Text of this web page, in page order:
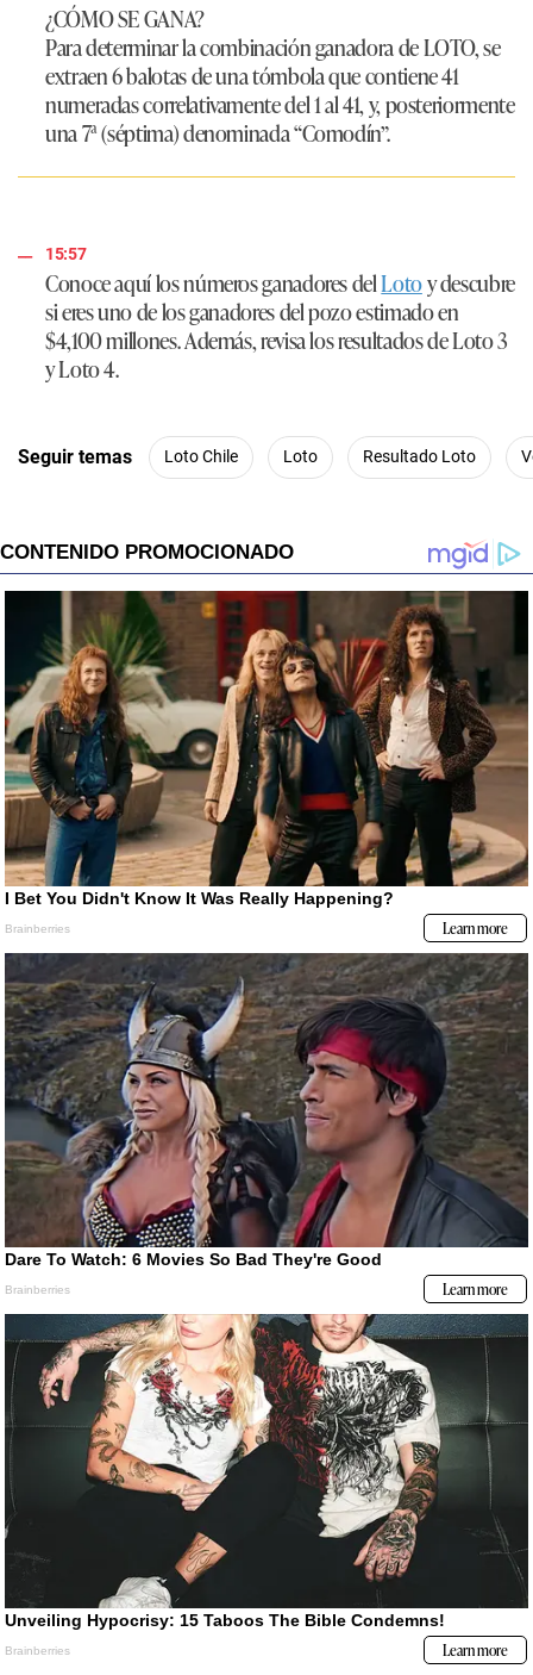
¿CÓMO SE GANA?
Para determinar la combinación ganadora de LOTO, se
extraen 6 balotas de una tómbola que contiene 41
numeradas correlativamente del 1 al 41, y, posteriormente
una 7ª (séptima) denominada “Comodín”.
15:57
Conoce aquí los números ganadores delLotoy descubre
si eres uno de los ganadores del pozo estimado en
$4,100 millones. Además, revisa los resultados de Loto 3
y Loto 4.
Seguir temas Loto Chile Loto Resultado Loto